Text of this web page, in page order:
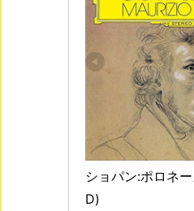
ショパン:ポロネ
D)